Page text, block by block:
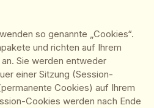
so genannte „Cookies“.
und richten auf Ihrem
Sie werden entweder
einer Sitzung (Session-
Cookies) auf Ihrem
Cookies werden nach Ende